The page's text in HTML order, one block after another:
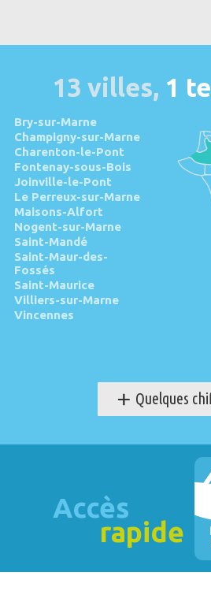
13 villes, 1
Bry-sur-Marne
Champigny-sur-Marne
Charenton-le-Pont
Fontenay-sous-Bois
Joinville-le-Pont
Le Perreux-sur-Marne
Maisons-Alfort
Nogent-sur-Marne
Saint-Mandé
Saint-Maur-des-
Fossés
Saint-Maurice
Villiers-sur-Marne
Vincennes
+ Quelques
Accès
rapide